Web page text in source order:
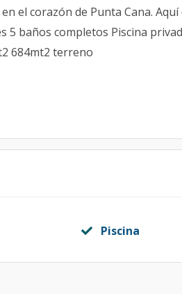
el corazón de Punta Cana.
5 baños completos Piscina
684mt2 terreno
Piscina